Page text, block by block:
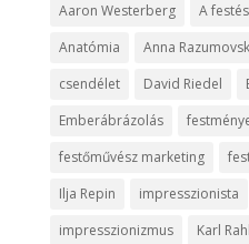
Aaron Westerberg A
Anatómia
Anna
csendélet
David Riedel
Emberábrázolás
festőművész marketing
Ilja Repin
impresszionista
impresszionizmus
Karl Rahl